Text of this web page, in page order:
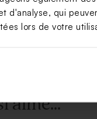
d'analyse, qui
lors de votre
aimé...